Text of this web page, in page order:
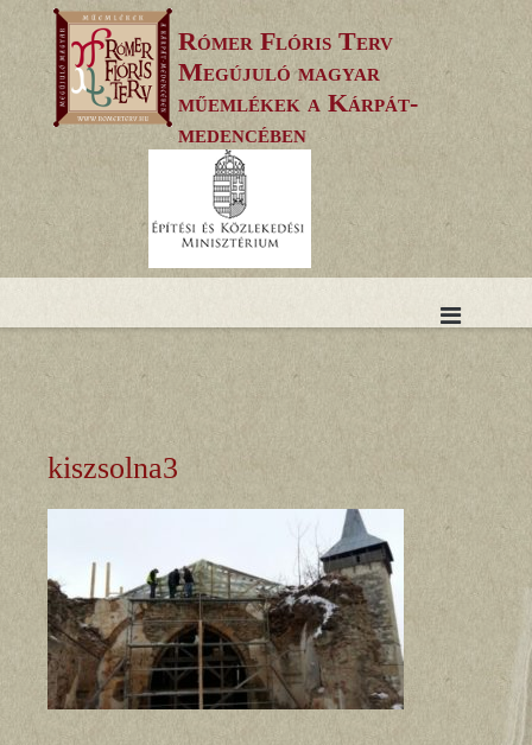
to
content
Rómer Flóris Terv
Megújuló magyar
műemlékek a Kárpát-
medencében
kiszsolna3